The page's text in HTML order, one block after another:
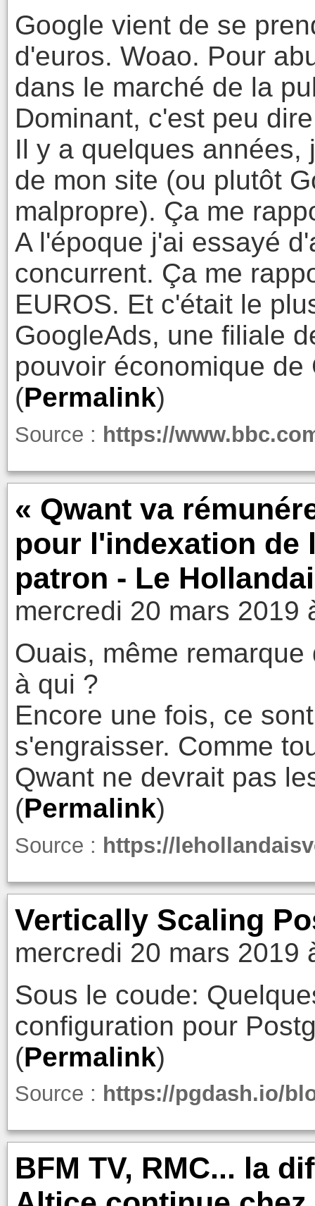
Google vient de se
d'euros. Woao. Pour
dans le marché de la
Dominant, c'est peu
Il y a quelques années,
de mon site (ou plutôt
malpropre). Ça me
A l'époque j'ai essayé
concurrent. Ça me
EUROS. Et c'était le
GoogleAds, une filiale
pouvoir économique de
(Permalink)
Source : https://
« Qwant va
pour l'indexation de
patron - Le
mercredi 20 mars 2019
Ouais, même
à qui ?
Encore une fois, ce
s'engraisser. Comme
Qwant ne devrait pas
(Permalink)
Source : https://
Vertically Scaling
mercredi 20 mars 2019
Sous le coude:
configuration pour
(Permalink)
Source : https://pgdash.io/
BFM TV, RMC... la